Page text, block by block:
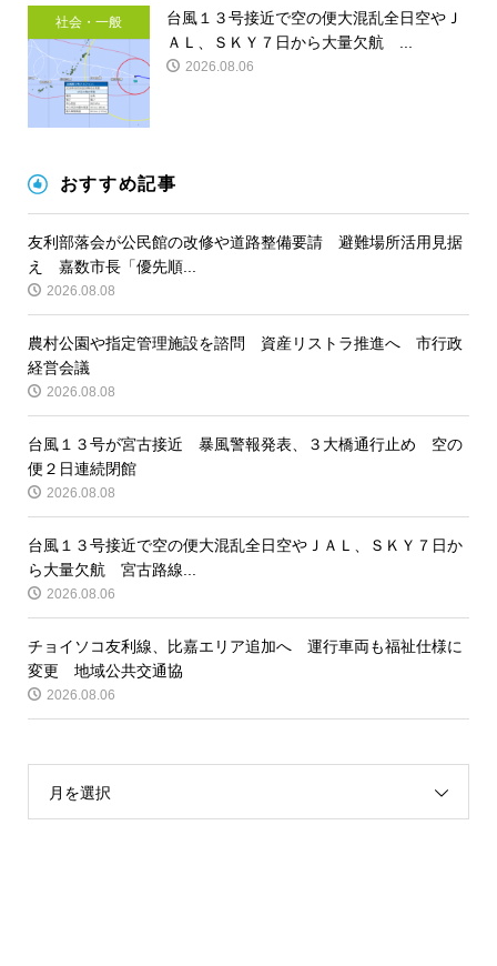
社会・一般
台風１３号接近で空の便大混乱全日空やＪ
ＡＬ、ＳＫＹ７日から大量欠航 ...
2026.08.06
おすすめ記事
友利部落会が公民館の改修や道路整備要請 避難場所活用見据
え 嘉数市長「優先順...
2026.08.08
農村公園や指定管理施設を諮問 資産リストラ推進へ 市行政
経営会議
2026.08.08
台風１３号が宮古接近 暴風警報発表、３大橋通行止め 空の
便２日連続閉館
2026.08.08
台風１３号接近で空の便大混乱全日空やＪＡＬ、ＳＫＹ７日か
ら大量欠航 宮古路線...
2026.08.06
チョイソコ友利線、比嘉エリア追加へ 運行車両も福祉仕様に
変更 地域公共交通協
2026.08.06
月を選択